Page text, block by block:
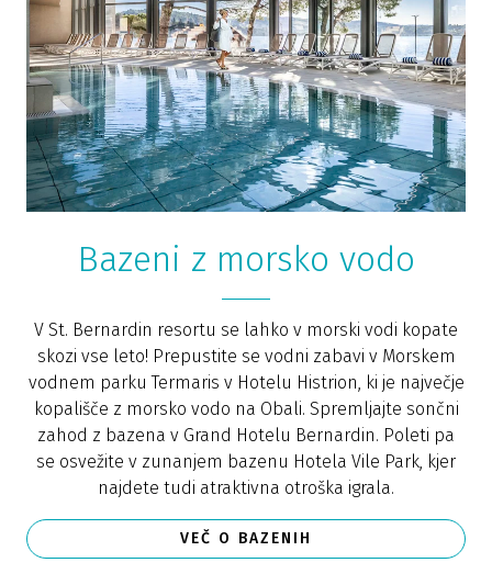
Bazeni z morsko vodo
V St. Bernardin resortu se lahko v morski vodi kopate
skozi vse leto! Prepustite se vodni zabavi v Morskem
vodnem parku Termaris v Hotelu Histrion, ki je največje
kopališče z morsko vodo na Obali. Spremljajte sončni
zahod z bazena v Grand Hotelu Bernardin. Poleti pa
se osvežite v zunanjem bazenu Hotela Vile Park, kjer
najdete tudi atraktivna otroška igrala.
VEČ O BAZENIH